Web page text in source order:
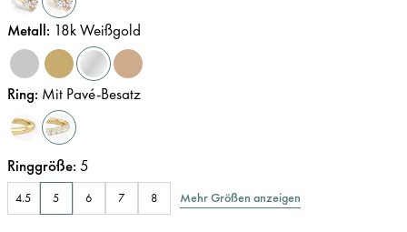
Metall: 18k Weißgold
Ring: Mit Pavé-Besatz
Ringgröße: 5
4.5 5 6 7 8 Mehr Größen anzeigen